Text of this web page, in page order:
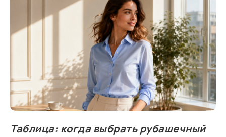
Таблица: когда выбрать рубашечный